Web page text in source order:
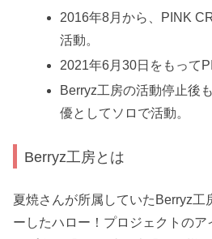
2016年8月から、PINK
活動。
2021年6月30日をもって
Berryz工房の活動停止後
優としてソロで活動。
Berryz工房とは
夏焼さんが所属していたBerryz工
ーしたハロー！プロジェクトの